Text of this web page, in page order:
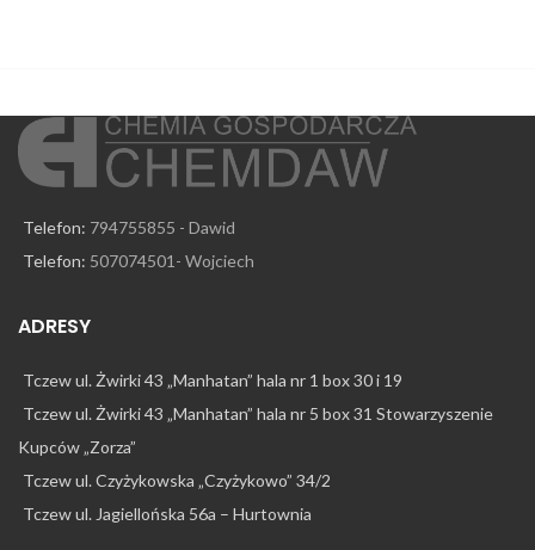
Telefon: 794755855 - Dawid
Telefon: 507074501- Wojciech
ADRESY
Tczew ul. Żwirki 43 „Manhatan” hala nr 1 box 30 i 19
Tczew ul. Żwirki 43 „Manhatan” hala nr 5 box 31 Stowarzyszenie
Kupców „Zorza”
Tczew ul. Czyżykowska „Czyżykowo” 34/2
Tczew ul. Jagiellońska 56a – Hurtownia